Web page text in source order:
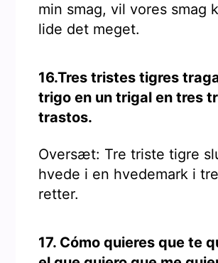
min smag, vil vores smag
lide det meget.
16.Tres tristes tigres
trigo en un trigal en tres
trastos.
Oversæt: Tre triste tigre
hvede i en hvedemark i
retter.
17. Cómo quieres que te